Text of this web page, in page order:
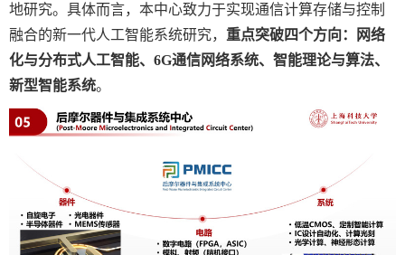
地研究。具体而言，本中心致力于实现通信计算存储与控制
融合的新一代人工智能系统研究， 重点突破四个方向：网络
化与分布式人工智能、 6G通信网络系统、智能理论与算法、
新型智能系统。